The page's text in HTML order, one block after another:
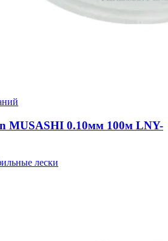
MUSASHI 0.10мм 100м LNY-
лески